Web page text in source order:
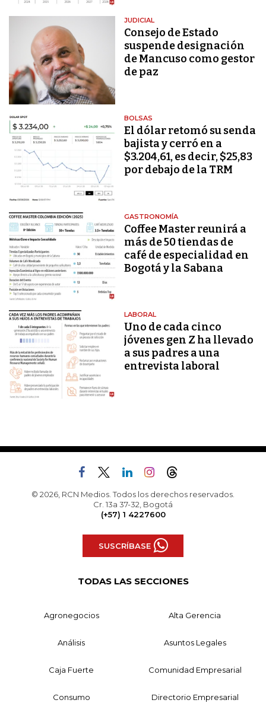
JUDICIAL
Consejo de Estado
suspende designación
de Mancuso como gestor
de paz
BOLSAS
El dólar retomó su senda
bajista y cerró en a
$3.204,61, es decir, $25,83
por debajo de la TRM
GASTRONOMÍA
Coffee Master reunirá a
más de 50 tiendas de
café de especialidad en
Bogotá y la Sabana
LABORAL
Uno de cada cinco
jóvenes gen Z ha llevado
a sus padres a una
entrevista laboral
© 2026, RCN Medios. Todos los derechos reservados.
Cr. 13a 37-32, Bogotá
(+57) 1 4227600
SUSCRÍBASE
TODAS LAS SECCIONES
Agronegocios Alta Gerencia
Análisis Asuntos Legales
Caja Fuerte Comunidad Empresarial
Consumo Directorio Empresarial